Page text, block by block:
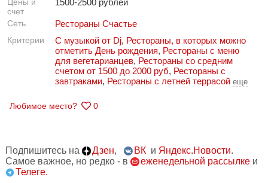
счет
1500-2500 рублей
Сеть Рестораны Счастье
Критерии С музыкой от Dj, Рестораны, в которых можно
отметить День рождения, Рестораны с меню
для вегетарианцев, Рестораны со средним
счетом от 1500 до 2000 руб, Рестораны с
завтраками, Рестораны с летней террасой еще
Любимое место? 0
Подпишитесь на Дзен, ВК и Яндекс.Новости.
Самое важное, но редко - в
еженедельной рассылке и
Телеге.